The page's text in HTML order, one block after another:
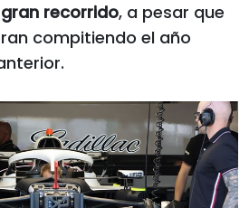
recorrido, a pesar que
compitiendo el año